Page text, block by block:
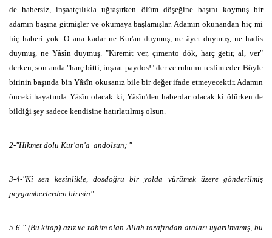
de habersiz, inşaatçılıkla uğraşırken ölüm döşeğine başını koymuş bir
adamın başına gitmişler ve okumaya başlamışlar. Adamın okunandan hiç mi
hiç haberi yok. O ana kadar ne Kur'an duymuş, ne âyet duymuş, ne hadis
duymuş, ne Yâsîn duymuş. "Kiremit ver, çimento dök, harç getir, al, ver"
derken, son anda "harç bitti, inşaat paydos!" der ve ruhunu teslim eder. Böyle
birinin başında bin Yâsîn okusanız bile bir değer ifade etmeyecektir. Adamın
önceki hayatında Yâsîn olacak ki, Yâsîn'den haberdar olacak ki ölürken de
bildiği şey sadece kendisine hatırlatılmış olsun.
2-"Hikmet dolu Kur'an'a andolsun; "
3-4-"Ki sen kesinlikle, dosdoğru bir yolda yürümek üzere gönderilmiş
peygamberlerden birisin"
5-6-" (Bu kitap) azız ve rahim olan Allah tarafından ataları uyarılmamış, bu